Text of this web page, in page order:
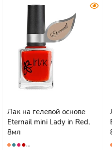
Лак на гелевой основе
Eternail mini Lady in Red,
8мл